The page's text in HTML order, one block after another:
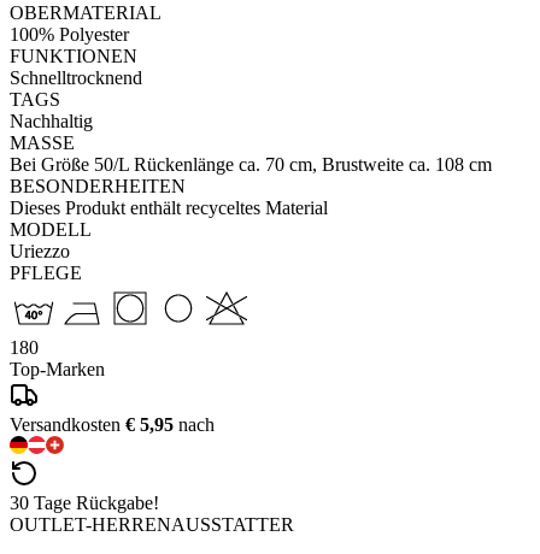
OBERMATERIAL
100% Polyester
FUNKTIONEN
Schnelltrocknend
TAGS
Nachhaltig
MASSE
Bei Größe 50/L Rückenlänge ca. 70 cm, Brustweite ca. 108 cm
BESONDERHEITEN
Dieses Produkt enthält recyceltes Material
MODELL
Uriezzo
PFLEGE
180
Top-Marken
Versandkosten € 5,95 nach
30 Tage Rückgabe!
OUTLET-HERRENAUSSTATTER